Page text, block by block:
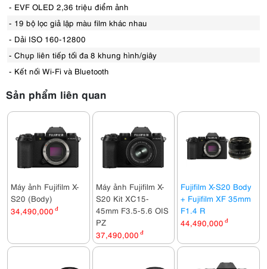
- EVF OLED 2,36 triệu điểm ảnh
- 19 bộ lọc giả lập màu film khác nhau
- Dải ISO 160-12800
- Chụp liên tiếp tối đa 8 khung hình/giây
- Kết nối Wi-Fi và Bluetooth
Sản phẩm liên quan
Máy ảnh Fujifilm X-
S20 (Body)
34,490,000 đ
Máy ảnh Fujifilm X-
S20 Kit XC15-
45mm F3.5-5.6 OIS
PZ
37,490,000 đ
Fujifilm X-S20 Body
+ Fujifilm XF 35mm
F1.4 R
44,490,000 đ